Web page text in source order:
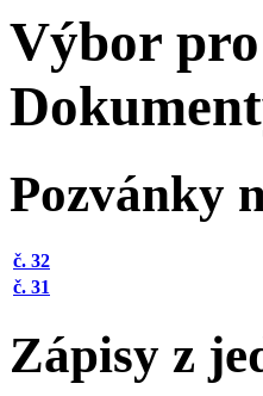
Výbor
Pozvánky
č. 32
č. 31
Zápisy z